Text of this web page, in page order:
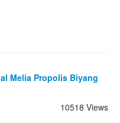
Melia Propolis Biyang
10518 Views